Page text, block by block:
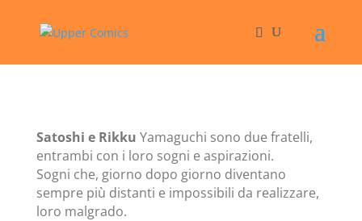
Satoshi e Rikku Yamaguchi sono due fratelli,
entrambi con i loro sogni e aspirazioni.
Sogni che, giorno dopo giorno diventano
sempre più distanti e impossibili da realizzare,
loro malgrado.